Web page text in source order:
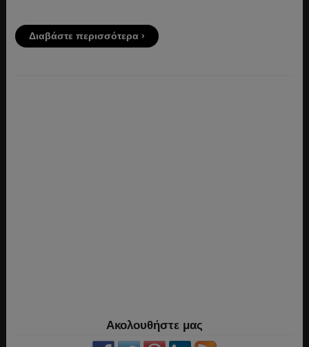
Διαβάστε περισσότερα ›
Ακολουθήστε μας